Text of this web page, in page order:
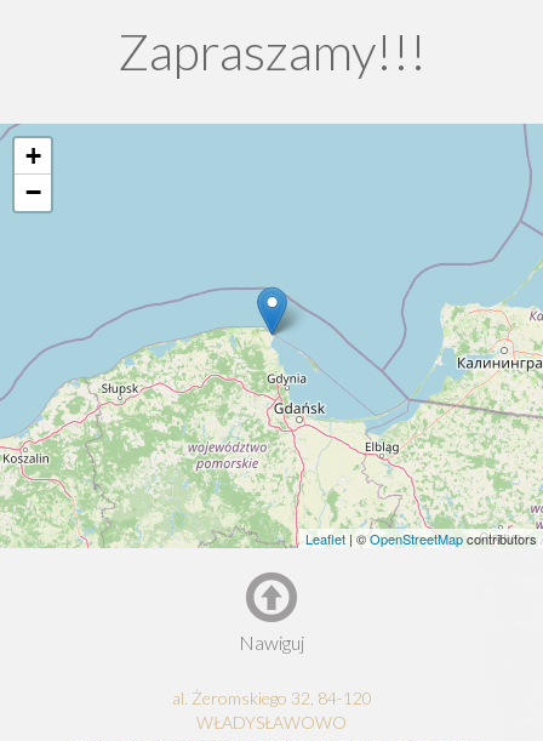
Zapraszamy!!!
+
−
Leaflet | ©OpenStreetMapcontributors
Nawiguj
al. Żeromskiego 32, 84-120
WŁADYSŁAWOWO